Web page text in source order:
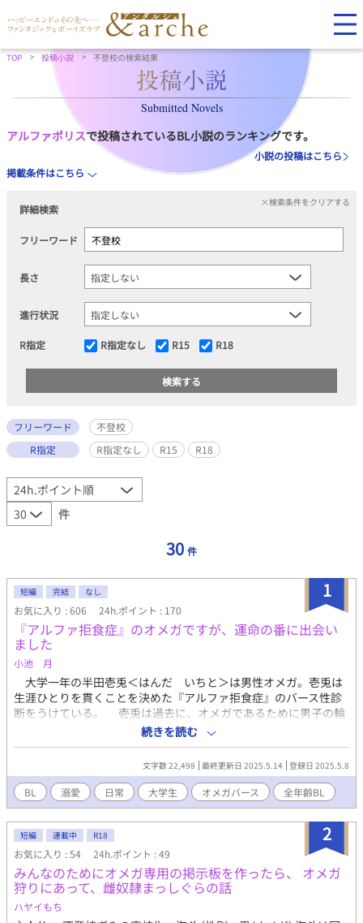
TOP 投稿小説 不登校の検索結果
Submitted Novels
アルファポリスで投稿されているBL小説のランキングです。
小説の投稿はこちら
掲載条件はこちら
詳細検索
×検索条件をクリアする
フリーワード
長さ
進行状況
R指定 R指定なし R15 R18
フリーワード
不登校
R指定
R指定なし R15 R18
件
30 件
1
短編 完結 なし
お気に入り : 606 24h.ポイント : 170
『アルファ拒食症』のオメガですが、運命の番に出会い
ました
小池 月
大学一年の半田壱兎＜はんだ いちと＞は男性オメガ。壱兎は
生涯ひとりを貫くことを決めた『アルファ拒食症』のバース性診
断をうけている。 壱兎は過去に、オメガであるために男子の輪
に入れず、女子からは異端として避けられ、孤独を経験してい
る。 加えてベータ男子からの性的からかいを受けて不登校も経
験した。そんな経緯から徹底してオメガ性を抑えベータとして生
きる『アルファ拒食症』の道を選んだ。 大学に入り壱兎は初め
てアルファと出会う。 そのアルファ男性が、壱兎とは違う学部
の相川弘夢＜あいかわ ひろむ＞だった。壱兎と弘夢はすぐに仲
良くなるが、弘夢のアルファフェロモンの影響で壱兎に発情期が
来てしまう。そこから壱兎のオメガ性との向き合い、弘夢との関
係への向き合いが始まるーー。 ☆BLです。全年齢対応作品です☆
続きを読む
文字数 22,498 最終更新日 2025.5.14 登録日 2025.5.8
BL 溺愛 日常 大学生 オメガバース 全年齢BL
2
短編 連載中 R18
お気に入り : 54 24h.ポイント : 49
みんなのためにオメガ専用の掲示板を作ったら、 オメガ
狩りにあって、雌奴隷まっしぐらの話
ハヤイもち